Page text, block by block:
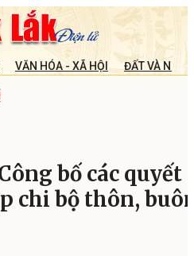
VĂN HÓA - XÃ HỘI ĐẤT VÀ
bố các quyết
chi bộ thôn,